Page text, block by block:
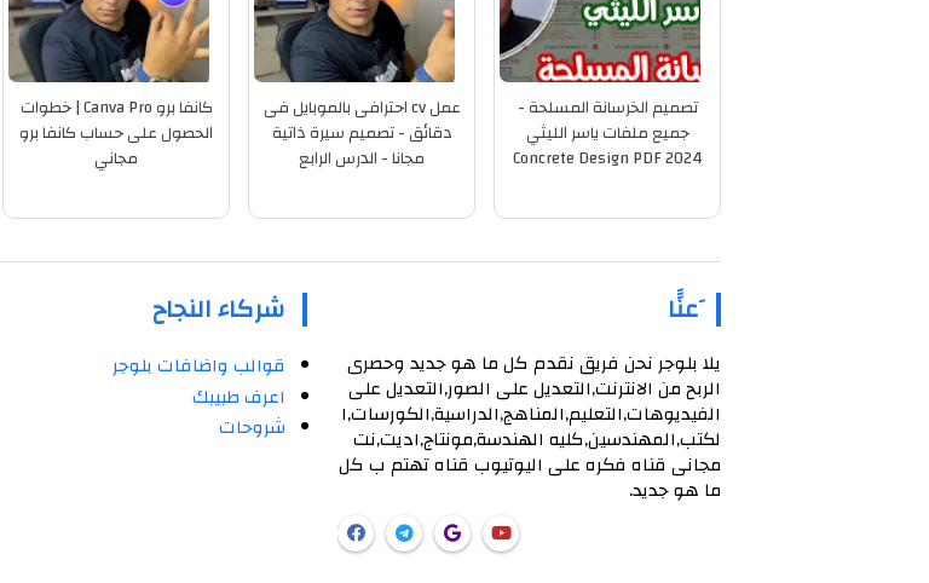
تصميم الخرسانة المسلحة -
جميع ملفات ياسر الليثي
2024 Concrete Design PDF
عمل cv احترافى بالموبايل فى
دقائق - تصميم سيرة ذاتية
مجانا - الدرس الرابع
كانفا برو Canva Pro | خطوات
الحصول على حساب كانفا برو
مجاني
َعنَََا
يلا بلوجر نحن فريق نقدم كل ما هو جديد وحصرى
الربح من الانترنت,التعديل على الصور,التعديل على
الفيديوهات,التعليم,المناهج,الدراسية,الكورسات,ا
لكتب,المهندسين,كليه الهندسة,مونتاج,اديت,نت
مجانى قناه فكره على اليوتيوب قناه تهتم ب كل
ما هو جديد.
شركاء النجاح
قوالب واضافات بلوجر
اعرف طبيبك
شروحات